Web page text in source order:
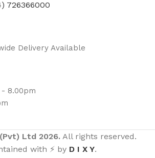
726366000
Delivery Available
8.00pm
(Pvt) Ltd 2026. All rights reserved.
with ⚡ by D I X Y.